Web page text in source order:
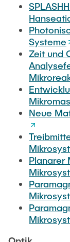
Systeme
Zeit und
Neue
Planarer